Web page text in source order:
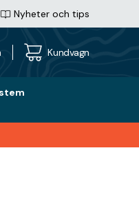
Nyheter och tips
Kundvagn